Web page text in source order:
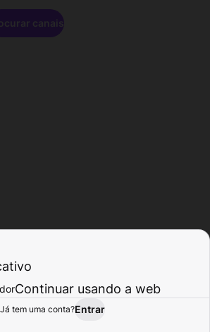
Procurar Atividade
canais
Continuar usando a web
Já tem uma conta?Entrar